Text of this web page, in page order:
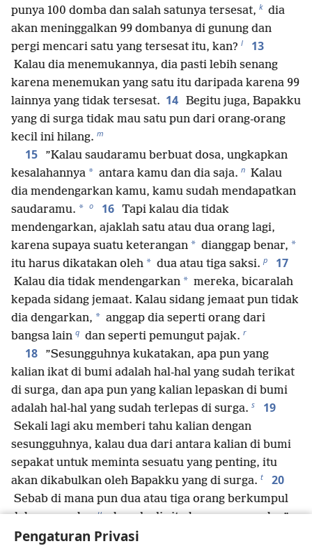
Pengaturan Privasi
punya 100 domba dan salah satunya tersesat, k dia
akan meninggalkan 99 dombanya di gunung dan
pergi mencari satu yang tersesat itu, kan? l 13
Kalau dia menemukannya, dia pasti lebih senang
karena menemukan yang satu itu daripada karena 99
lainnya yang tidak tersesat. 14 Begitu juga, Bapakku
yang di surga tidak mau satu pun dari orang-orang
kecil ini hilang. m
15
”Kalau saudaramu berbuat dosa, ungkapkan
kesalahannya * antara kamu dan dia saja. n Kalau
dia mendengarkan kamu, kamu sudah mendapatkan
saudaramu. * o 16 Tapi kalau dia tidak
mendengarkan, ajaklah satu atau dua orang lagi,
karena supaya suatu keterangan * dianggap benar, *
itu harus dikatakan oleh * dua atau tiga saksi. p 17
Kalau dia tidak mendengarkan * mereka, bicaralah
kepada sidang jemaat. Kalau sidang jemaat pun tidak
dia dengarkan, * anggap dia seperti orang dari
bangsa lain q dan seperti pemungut pajak. r
18
”Sesungguhnya kukatakan, apa pun yang
kalian ikat di bumi adalah hal-hal yang sudah terikat
di surga, dan apa pun yang kalian lepaskan di bumi
adalah hal-hal yang sudah terlepas di surga. s 19
Sekali lagi aku memberi tahu kalian dengan
sesungguhnya, kalau dua dari antara kalian di bumi
sepakat untuk meminta sesuatu yang penting, itu
akan dikabulkan oleh Bapakku yang di surga. t 20
Sebab di mana pun dua atau tiga orang berkumpul
dalam namaku, u aku ada di situ bersama mereka.”
21 Lalu Petrus datang dan berkata kepadanya,